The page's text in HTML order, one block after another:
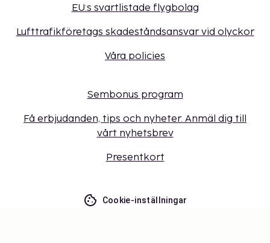
EU:s svartlistade flygbolag
Lufttrafikföretags skadeståndsansvar vid olyckor
Våra policies
Sembonus program
Få erbjudanden, tips och nyheter. Anmäl dig till
vårt nyhetsbrev
Presentkort
Cookie-inställningar